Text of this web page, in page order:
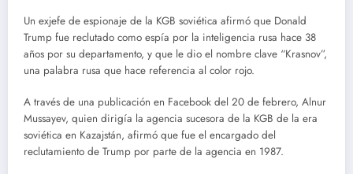
Un exjefe de espionaje de la KGB soviética afirmó que Donald
Trump fue reclutado como espía por la inteligencia rusa hace 38
años por su departamento, y que le dio el nombre clave “Krasnov”,
una palabra rusa que hace referencia al color rojo.
A través de una publicación en Facebook del 20 de febrero, Alnur
Mussayev, quien dirigía la agencia sucesora de la KGB de la era
soviética en Kazajstán, afirmó que fue el encargado del
reclutamiento de Trump por parte de la agencia en 1987.